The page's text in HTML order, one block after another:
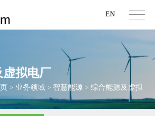
EN
虚拟电厂
> 业务领域 > 智慧能源 >综合能源及虚拟